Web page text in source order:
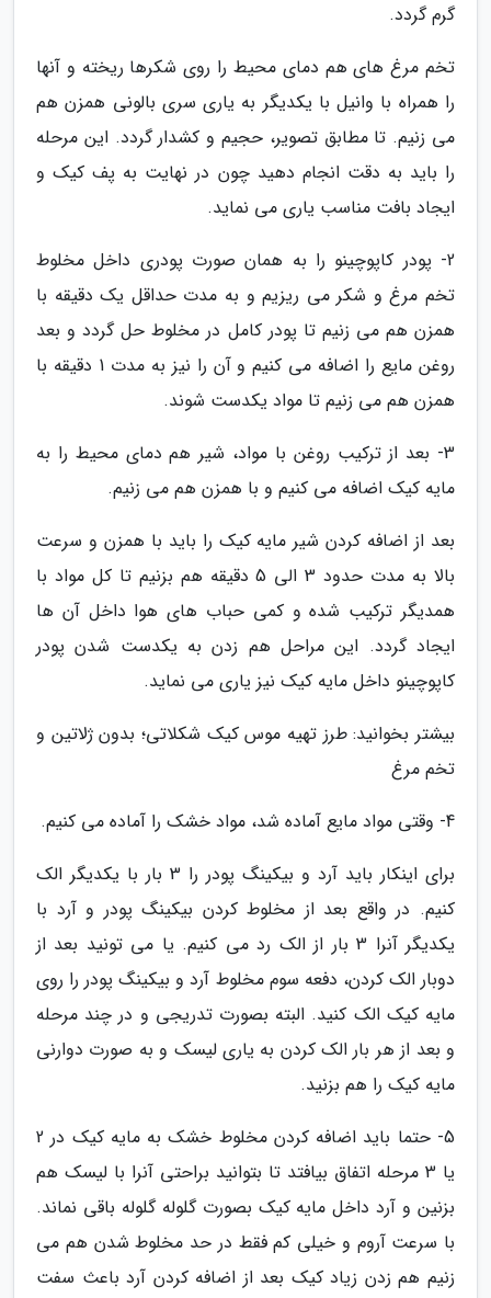
گرم گردد.
تخم مرغ های هم دمای محیط را روی شکرها ریخته و آنها
را همراه با وانیل با یکدیگر به یاری سری بالونی همزن هم
می زنیم. تا مطابق تصویر، حجیم و کشدار گردد. این مرحله
را باید به دقت انجام دهید چون در نهایت به پف کیک و
ایجاد بافت مناسب یاری می نماید.
2- پودر کاپوچینو را به همان صورت پودری داخل مخلوط
تخم مرغ و شکر می ریزیم و به مدت حداقل یک دقیقه با
همزن هم می زنیم تا پودر کامل در مخلوط حل گردد و بعد
روغن مایع را اضافه می کنیم و آن را نیز به مدت 1 دقیقه با
همزن هم می زنیم تا مواد یکدست شوند.
3- بعد از ترکیب روغن با مواد، شیر هم دمای محیط را به
مایه کیک اضافه می کنیم و با همزن هم می زنیم.
بعد از اضافه کردن شیر مایه کیک را باید با همزن و سرعت
بالا به مدت حدود 3 الی 5 دقیقه هم بزنیم تا کل مواد با
همدیگر ترکیب شده و کمی حباب های هوا داخل آن ها
ایجاد گردد. این مراحل هم زدن به یکدست شدن پودر
کاپوچینو داخل مایه کیک نیز یاری می نماید.
بیشتر بخوانید: طرز تهیه موس کیک شکلاتی؛ بدون ژلاتین و
تخم مرغ
4- وقتی مواد مایع آماده شد، مواد خشک را آماده می کنیم.
برای اینکار باید آرد و بیکینگ پودر را 3 بار با یکدیگر الک
کنیم. در واقع بعد از مخلوط کردن بیکینگ پودر و آرد با
یکدیگر آنرا 3 بار از الک رد می کنیم. یا می تونید بعد از
دوبار الک کردن، دفعه سوم مخلوط آرد و بیکینگ پودر را روی
مایه کیک الک کنید. البته بصورت تدریجی و در چند مرحله
و بعد از هر بار الک کردن به یاری لیسک و به صورت دوارنی
مایه کیک را هم بزنید.
5- حتما باید اضافه کردن مخلوط خشک به مایه کیک در 2
یا 3 مرحله اتفاق بیافتد تا بتوانید براحتی آنرا با لیسک هم
بزنین و آرد داخل مایه کیک بصورت گلوله گلوله باقی نماند.
با سرعت آروم و خیلی کم فقط در حد مخلوط شدن هم می
زنیم هم زدن زیاد کیک بعد از اضافه کردن آرد باعث سفت